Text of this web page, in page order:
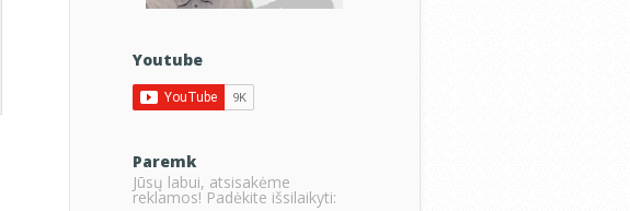
Youtube
Paremk
Jūsų labui, atsisakėme
reklamos! Padėkite išsilaikyti: